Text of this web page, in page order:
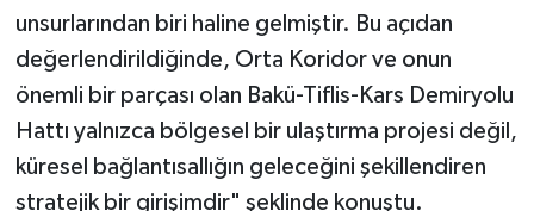
unsurlarından biri haline gelmiştir. Bu açıdan
değerlendirildiğinde, Orta Koridor ve onun
önemli bir parçası olan Bakü-Tiflis-Kars Demiryolu
Hattı yalnızca bölgesel bir ulaştırma projesi değil,
küresel bağlantısallığın geleceğini şekillendiren
stratejik bir girişimdir" şeklinde konuştu.